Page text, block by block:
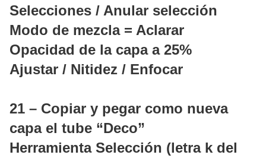
Selecciones / Anular selección
Modo de mezcla = Aclarar
Opacidad de la capa a 25%
Ajustar / Nitidez / Enfocar
21 – Copiar y pegar como nueva
capa el tube “Deco”
Herramienta Selección (letra k del